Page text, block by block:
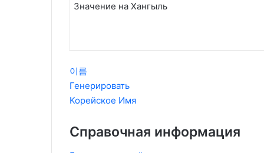
Значение на Хангыль
이름
Генерировать
Корейское Имя
Справочная информация